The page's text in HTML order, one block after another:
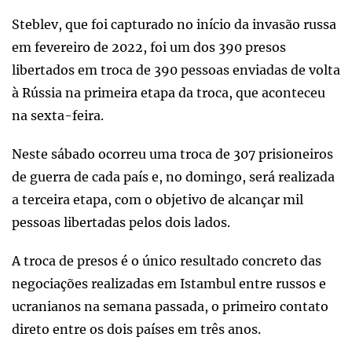
Steblev, que foi capturado no início da invasão russa
em fevereiro de 2022, foi um dos 390 presos
libertados em troca de 390 pessoas enviadas de volta
à Rússia na primeira etapa da troca, que aconteceu
na sexta-feira.
Neste sábado ocorreu uma troca de 307 prisioneiros
de guerra de cada país e, no domingo, será realizada
a terceira etapa, com o objetivo de alcançar mil
pessoas libertadas pelos dois lados.
A troca de presos é o único resultado concreto das
negociações realizadas em Istambul entre russos e
ucranianos na semana passada, o primeiro contato
direto entre os dois países em três anos.